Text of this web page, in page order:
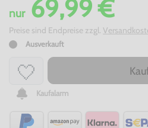
nur69,99 €
Preise sind Endpreise zzgl.
Ausverkauft
Kaufalarm